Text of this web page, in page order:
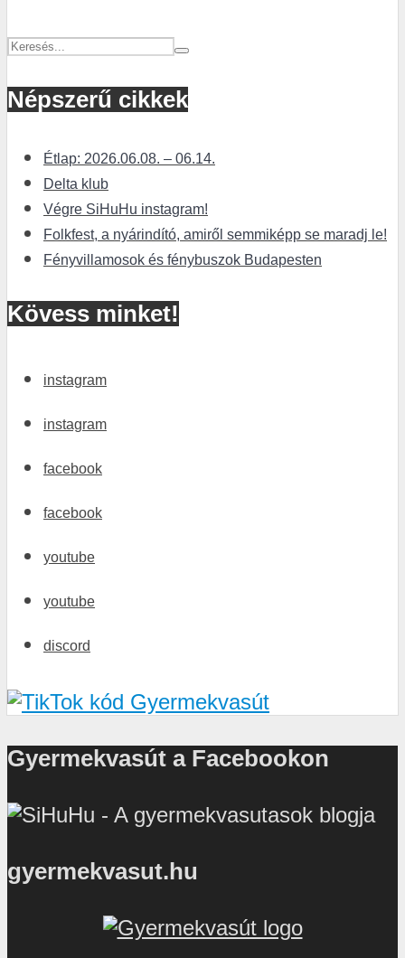
Népszerű cikkek
Étlap: 2026.06.08. – 06.14.
Delta klub
Végre SiHuHu instagram!
Folkfest, a nyárindító, amiről semmiképp se maradj le!
Fényvillamosok és fénybuszok Budapesten
Kövess minket!
instagram
instagram
facebook
facebook
youtube
youtube
discord
Gyermekvasút a Facebookon
gyermekvasut.hu